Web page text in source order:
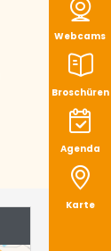
Webcams
Broschüren
Agenda
Karte